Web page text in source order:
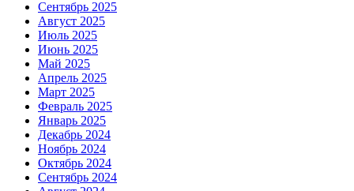
Сентябрь 2025
Август 2025
Июль 2025
Июнь 2025
Май 2025
Апрель 2025
Март 2025
Февраль 2025
Январь 2025
Декабрь 2024
Ноябрь 2024
Октябрь 2024
Сентябрь 2024